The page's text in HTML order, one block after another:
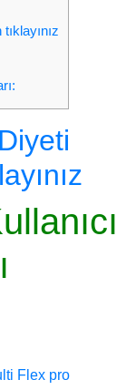
Flex pro